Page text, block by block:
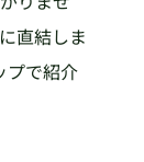
直結しま
プで紹介